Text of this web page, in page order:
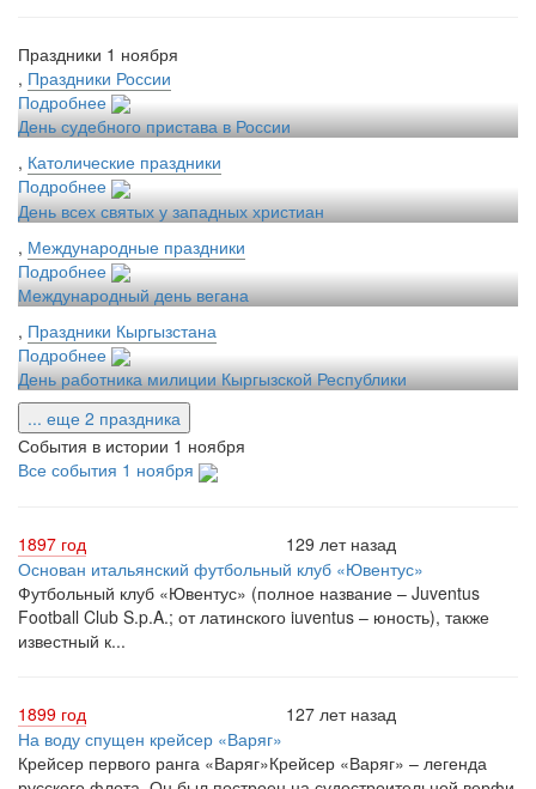
Праздники 1 ноября
, Праздники России
Подробнее
День судебного пристава в России
, Католические праздники
Подробнее
День всех святых у западных христиан
, Международные праздники
Подробнее
Международный день вегана
, Праздники Кыргызстана
Подробнее
День работника милиции Кыргызской Республики
... еще 2 праздника
События в истории 1 ноября
Все события 1 ноября
1897 год
129 лет назад
Основан итальянский футбольный клуб «Ювентус»
Футбольный клуб «Ювентус» (полное название – Juventus
Football Club S.p.A.; от латинского iuventus – юность), также
известный к...
1899 год
127 лет назад
На воду спущен крейсер «Варяг»
Крейсер первого ранга «Варяг»Крейсер «Варяг» – легенда